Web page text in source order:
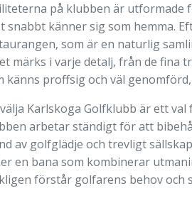
på klubben är utformade
snabbt känner sig som hemma.
som är en naturlig
märks i varje detalj, från de fina
känns proffsig och väl
Karlskoga Golfklubb är ett
arbetar ständigt för att
av golfglädje och trevligt
en bana som kombinerar
förstår golfarens behov och